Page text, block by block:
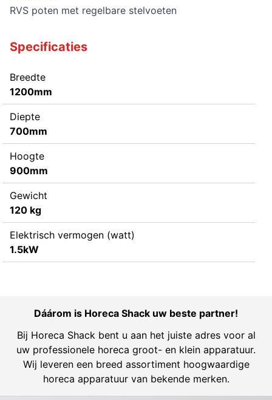
RVS poten met regelbare stelvoeten
Specificaties
Breedte
1200mm
Diepte
700mm
Hoogte
900mm
Gewicht
120 kg
Elektrisch vermogen (watt)
1.5kW
Dáárom is Horeca Shack uw beste partner!
Bij Horeca Shack bent u aan het juiste adres voor al
uw professionele horeca groot- en klein apparatuur.
Wij leveren een breed assortiment hoogwaardige
horeca apparatuur van bekende merken.